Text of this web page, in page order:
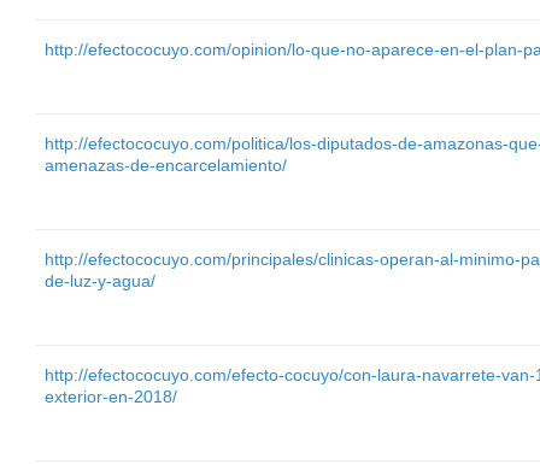
http://efectococuyo.com/opinion/lo-que-no-aparece-en-el-plan-
http://efectococuyo.com/politica/los-diputados-de-amazonas-
amenazas-de-encarcelamiento/
http://efectococuyo.com/principales/clinicas-operan-al-minimo-
de-luz-y-agua/
http://efectococuyo.com/efecto-cocuyo/con-laura-navarrete-
exterior-en-2018/